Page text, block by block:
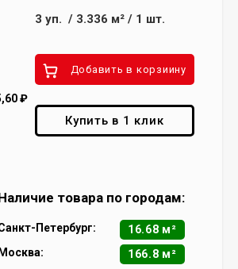
₽
3 уп. / 3.336 м²/ 1 шт.
Добавить в корзиину
Купить в 1 клик
товара по городам:
Петербург:
16.68 м²
Москва:
166.8 м²